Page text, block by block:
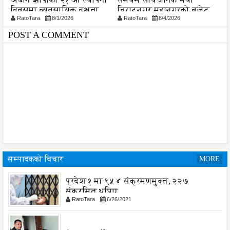
दिवसमा व्यवसायिक दक्षता,
विश्वसनीयता र गुणस्तरमा
जोड
RatoTara 8/1/2026
विराटनगर महानगरको बजेट
पुस्तिका, कार्यान्वयन प्रक्रिया
RatoTara 8/4/2026
POST A COMMENT
सम्पादकको विचार MORE
प्रदेश १ मा ९५४ संक्रमणमुक्त, २२७
संक्रमित थपिए
RatoTara 6/26/2021